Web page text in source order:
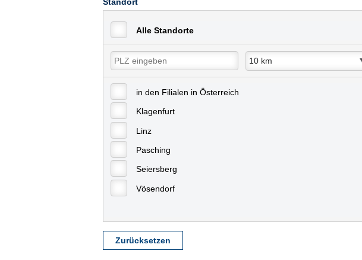
Alle Standorte
in den Filialen in Österreich
Klagenfurt
Linz
Pasching
Seiersberg
Vösendorf
Zurücksetzen